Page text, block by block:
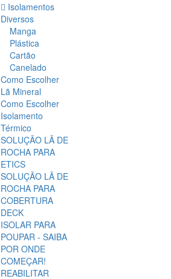
Isolamentos
Diversos
Manga
Plástica
Cartão
Canelado
Como Escolher
Lã Mineral
Como Escolher
Isolamento
Térmico
SOLUÇÃO LÃ DE
ROCHA PARA
ETICS
SOLUÇÃO LÃ DE
ROCHA PARA
COBERTURA
DECK
ISOLAR PARA
POUPAR - SAIBA
POR ONDE
COMEÇAR!
REABILITAR